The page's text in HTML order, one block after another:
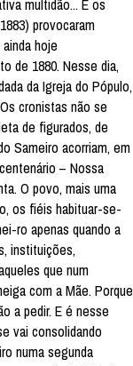
multidão... E os
provocaram
hoje
de 1880. Nesse dia,
da Igreja do Pópulo,
cronistas não se
de figurados, de
Sameiro acorriam, em
– Nossa
O povo, mais uma
os fiéis habituar-se-
ro apenas quando a
instituições,
que num
com a Mãe. Porque
a pedir. E é nesse
vai consolidando
numa segunda